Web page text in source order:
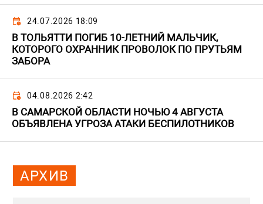
24.07.2026 18:09
В ТОЛЬЯТТИ ПОГИБ 10-ЛЕТНИЙ МАЛЬЧИК,
КОТОРОГО ОХРАННИК ПРОВОЛОК ПО ПРУТЬЯМ
ЗАБОРА
04.08.2026 2:42
В САМАРСКОЙ ОБЛАСТИ НОЧЬЮ 4 АВГУСТА
ОБЪЯВЛЕНА УГРОЗА АТАКИ БЕСПИЛОТНИКОВ
АРХИВ